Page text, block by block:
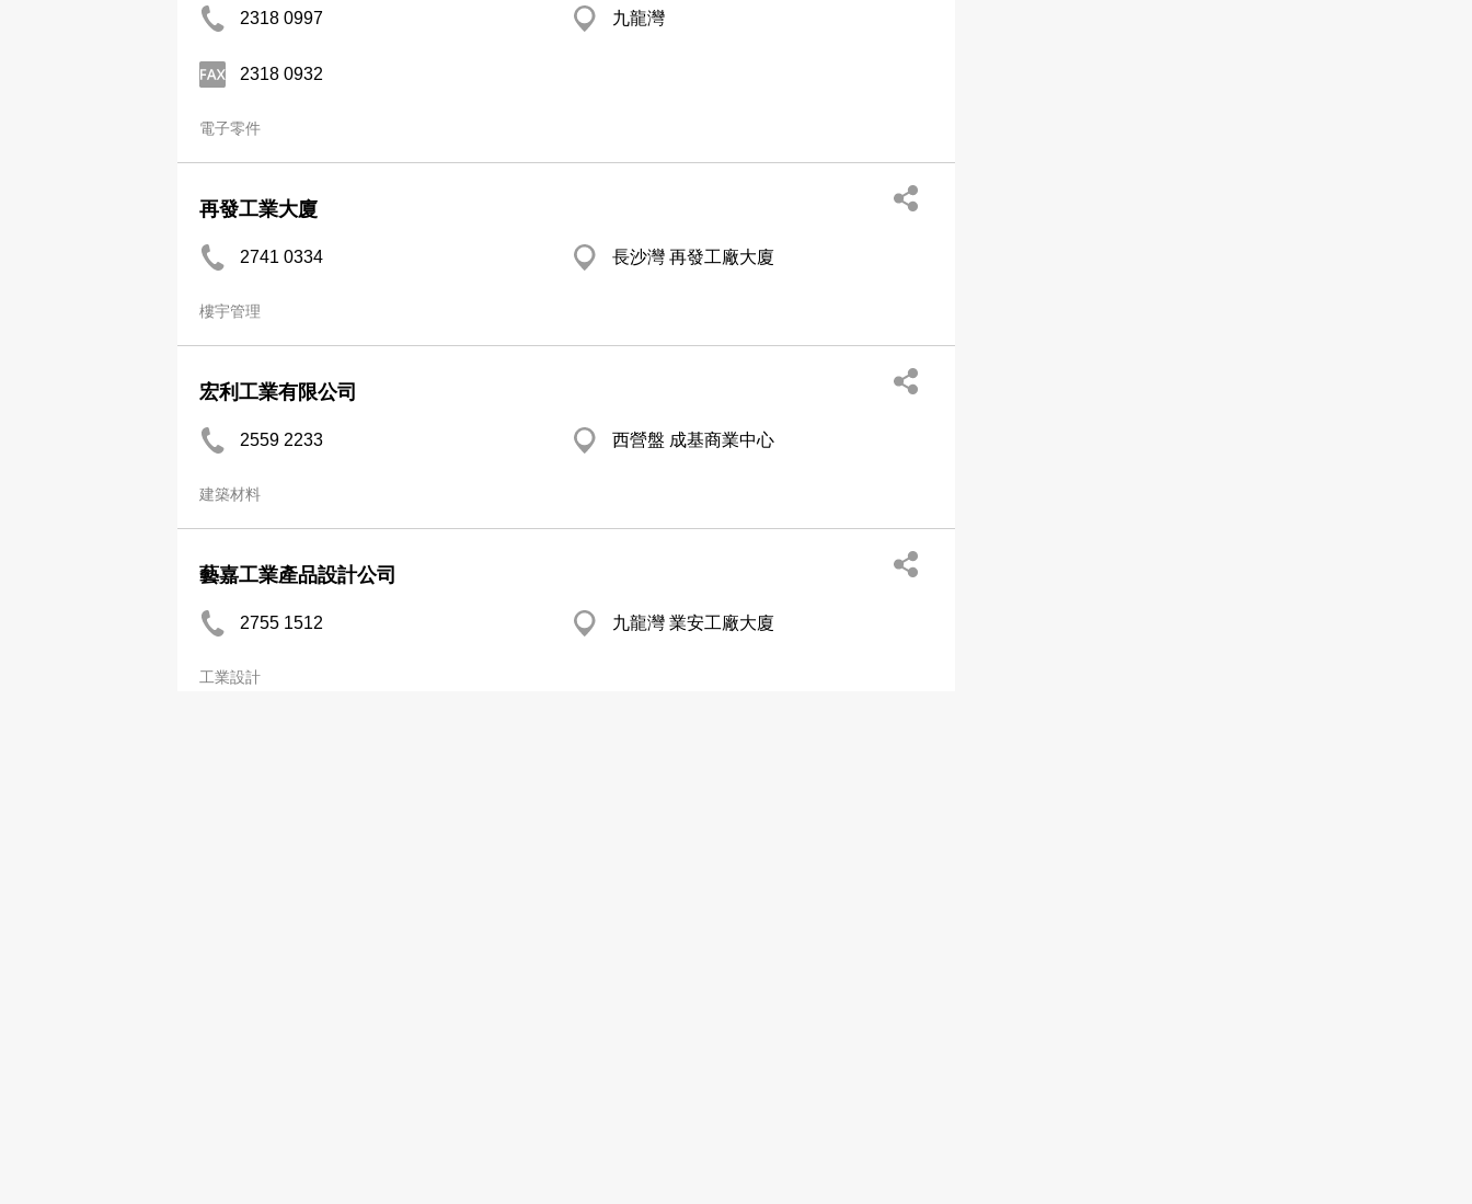
2318 0997 九龍灣
2318 0932
電子零件
再發工業大廈
2741 0334 長沙灣 再發工廠大廈
樓宇管理
宏利工業有限公司
2559 2233 西營盤 成基商業中心
建築材料
藝嘉工業產品設計公司
2755 1512 九龍灣 業安工廠大廈
工業設計